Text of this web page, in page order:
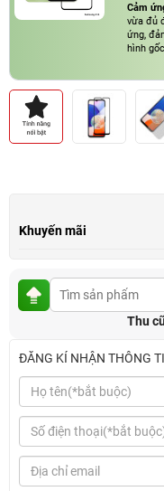
Cảm
vừa đủ
ứng,
hình gốc.
Khuyến mãi
Thu
ĐĂNG KÍ NHẬN THÔNG